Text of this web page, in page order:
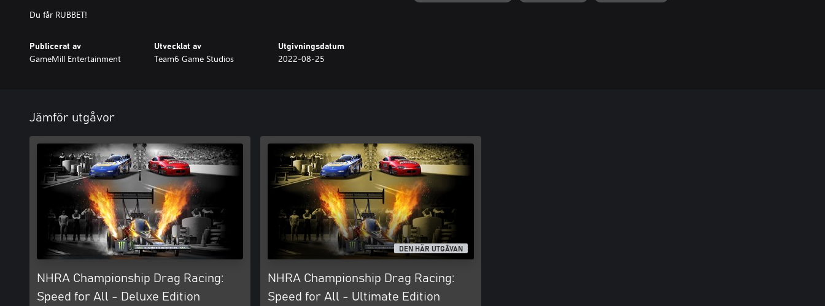
Publicerat av
GameMill Entertainment
Utvecklat av
Team6 Game Studios
Utgivningsdatum
2022-08-25
Jämför utgåvor
NHRA Championship Drag Racing:
Speed for All - Deluxe Edition
DEN HÄR UTGÅVAN
NHRA Championship Drag Racing:
Speed for All - Ultimate Edition